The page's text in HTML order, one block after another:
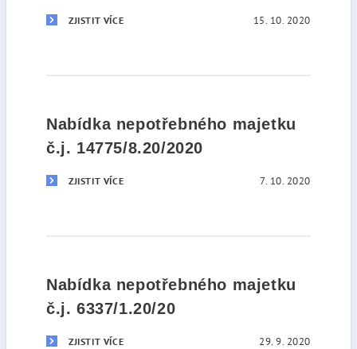
ZJISTIT VÍCE 15. 10. 2020
Nabídka nepotřebného majetku
č.j. 14775/8.20/2020
ZJISTIT VÍCE 7. 10. 2020
Nabídka nepotřebného majetku
č.j. 6337/1.20/20
ZJISTIT VÍCE 29. 9. 2020